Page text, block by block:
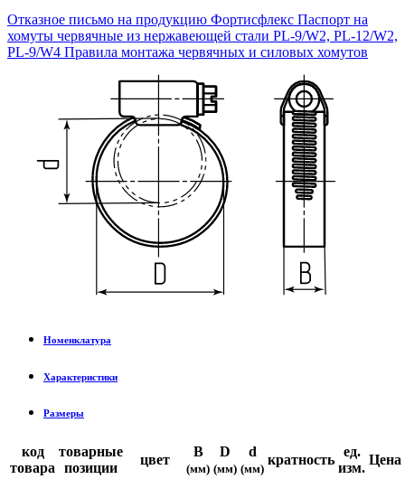
Отказное письмо на продукцию Фортисфлекс Паспорт на
хомуты червячные из нержавеющей стали PL-9/W2, PL-12/W2,
PL-9/W4 Правила монтажа червячных и силовых хомутов
Номенклатура
Характеристики
Размеры
код
товара
товарные
позиции
цвет
B
(мм)
D
(мм)
d
(мм)
кратность
ед.
изм.
Цена